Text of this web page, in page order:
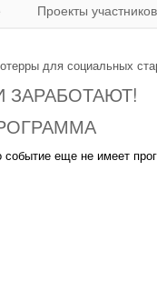
Проекты участников
для социальных
ЗАРАБОТАЮТ!
событие еще не имеет